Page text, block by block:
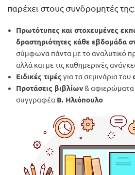
Βιβλία
Σεμινάρια / Συνέδρια
Τεύχη Περιοδικών
παρέχει στους συνδρομητές της:
Πρωτότυπες και στοχευμένες
δραστηριότητες κάθε εβδομάδα
σύμφωνα πάντα με το αναλυτικό
αλλά και με τις καθημερινές
Ειδικές τιμές για τα σεμινάρια του
Προτάσεις βιβλίων& αφιερώματα
συγγραφέα Β. Ηλιόπουλο